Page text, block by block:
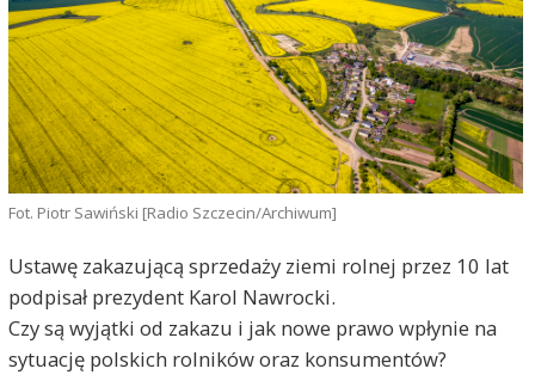
Fot. Piotr Sawiński [Radio Szczecin/Archiwum]
Ustawę zakazującą sprzedaży ziemi rolnej przez 10 lat
podpisał prezydent Karol Nawrocki.
Czy są wyjątki od zakazu i jak nowe prawo wpłynie na
sytuację polskich rolników oraz konsumentów?